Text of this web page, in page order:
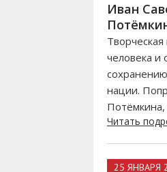
Иван
человека и
нации.
Потёмкина,
Читать
25 ЯНВАРЯ